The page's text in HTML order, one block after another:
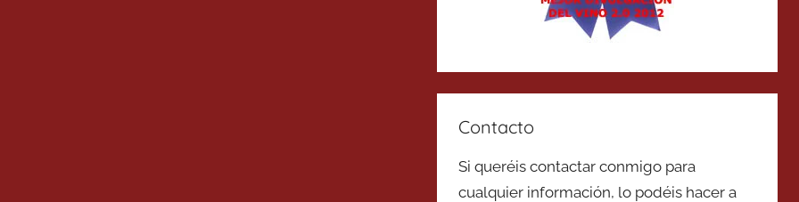
Contacto
Si queréis contactar conmigo para
cualquier información, lo podéis hacer a